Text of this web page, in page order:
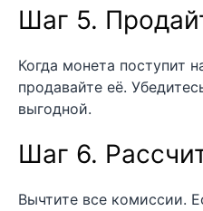
Шаг 5.
Когда монета поступит
продавайте её.
выгодной.
Шаг 6.
Вычтите все комиссии.